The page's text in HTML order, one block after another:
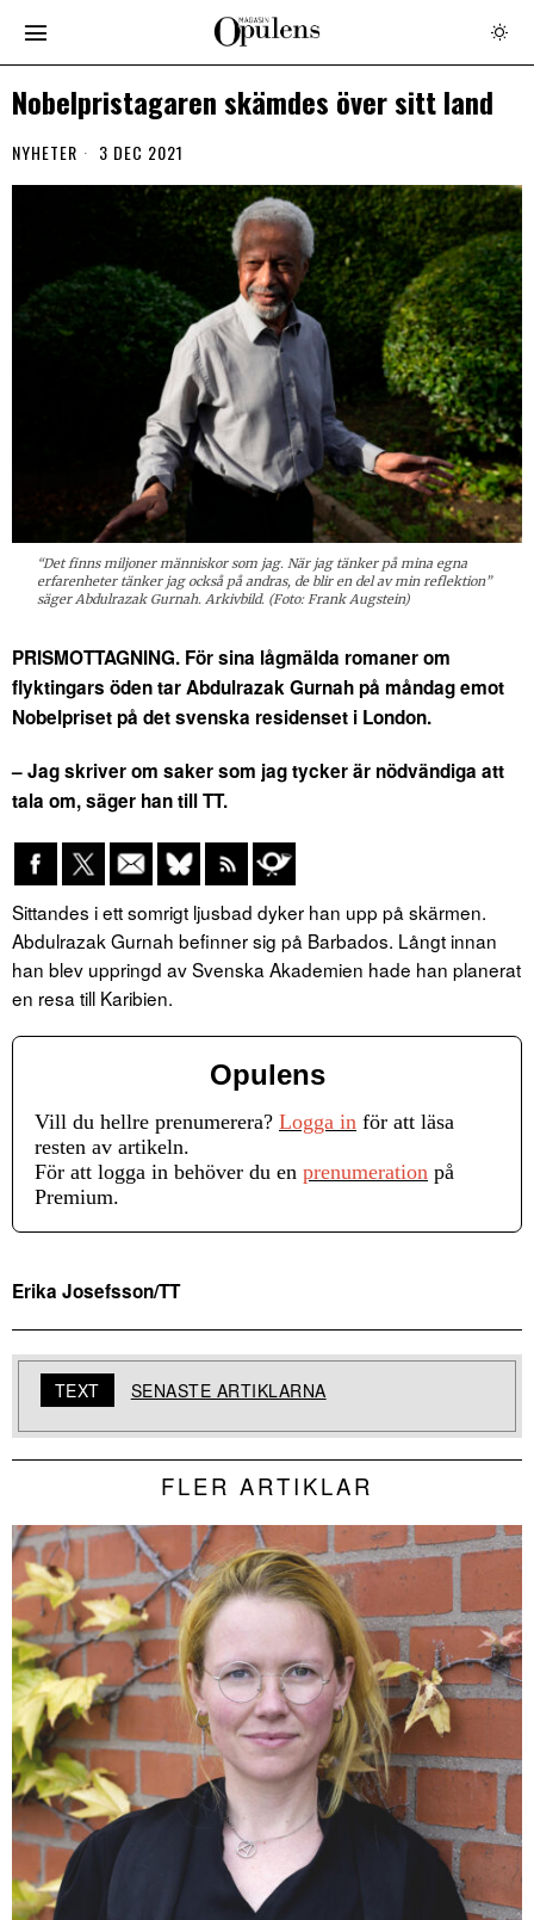
Nobelpristagaren skämdes över sitt land
NYHETER 3 DEC 2021
“Det finns miljoner människor som jag. När jag tänker på mina egna
erfarenheter tänker jag också på andras, de blir en del av min reflektion”
säger Abdulrazak Gurnah. Arkivbild. (Foto: Frank Augstein)
PRISMOTTAGNING. För sina lågmälda romaner om
flyktingars öden tar Abdulrazak Gurnah på måndag emot
Nobelpriset på det svenska residenset i London.
– Jag skriver om saker som jag tycker är nödvändiga att
tala om, säger han till TT.
Sittandes i ett somrigt ljusbad dyker han upp på skärmen.
Abdulrazak Gurnah befinner sig på Barbados. Långt innan
han blev uppringd av Svenska Akademien hade han planerat
en resa till Karibien.
Opulens
Vill du hellre prenumerera? Logga in för att läsa
resten av artikeln.
För att logga in behöver du en prenumeration på
Premium.
Erika Josefsson/TT
TEXT SENASTE ARTIKLARNA
FLER ARTIKLAR